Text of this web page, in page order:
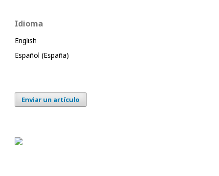
Idioma
English
Español (España)
Enviar un artículo